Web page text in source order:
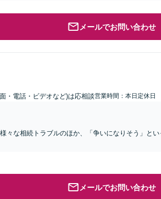
メールでお問い合わせ
・電話・ビデオなど)は応相談営業時間：本日定休日
々な相続トラブルのほか、「争いになりそう」と
メールでお問い合わせ